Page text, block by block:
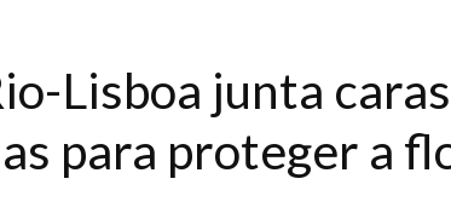
Lisboa junta caras
para proteger a